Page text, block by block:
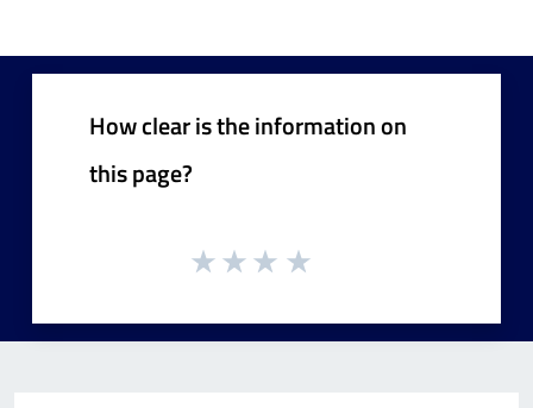
How clear is the information on
this page?